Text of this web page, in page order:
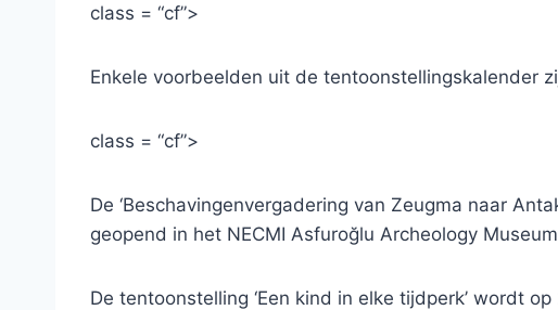
class = “cf”>
Enkele voorbeelden uit de tentoonstellingskalender
class = “cf”>
De ‘Beschavingenvergadering van Zeugma naar
geopend in het NECMI Asfuroğlu Archeology
De tentoonstelling ‘Een kind in elke tijdperk’ wordt